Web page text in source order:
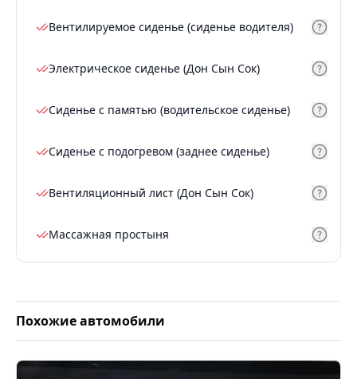
Вентилируемое сиденье (сиденье водителя)
Электрическое сиденье (Дон Сын Сок)
Сиденье с памятью (водительское сиденье)
Сиденье с подогревом (заднее сиденье)
Вентиляционный лист (Дон Сын Сок)
Массажная простыня
Похожие автомобили